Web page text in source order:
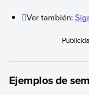
Ver también:
Ejemplos de